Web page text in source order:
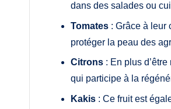
dans des salades ou
Tomates : Grâce à leur
protéger la peau des
Citrons : En plus
qui participe à la
Kakis : Ce fruit est